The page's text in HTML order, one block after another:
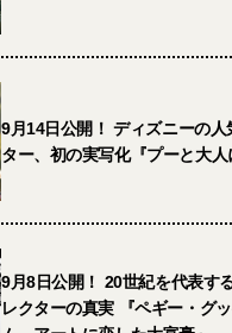
9月14日公開！ ディズニーの人
ター、初の実写化『プーと大人
9月8日公開！ 20世紀を代表す
レクターの真実 『ペギー・グ